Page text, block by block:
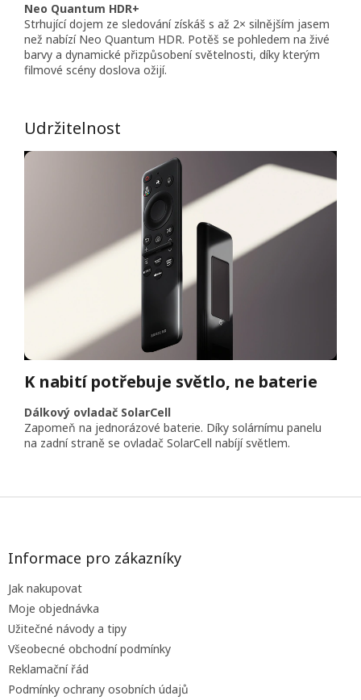
Neo Quantum HDR+
Strhující dojem ze sledování získáš s až 2× silnějším jasem
než nabízí Neo Quantum HDR. Potěš se pohledem na živé
barvy a dynamické přizpůsobení světelnosti, díky kterým
filmové scény doslova ožijí.
Udržitelnost
K nabití potřebuje světlo, ne baterie
Dálkový ovladač SolarCell
Zapomeň na jednorázové baterie. Díky solárnímu panelu
na zadní straně se ovladač SolarCell nabíjí světlem.
Z
Informace pro zákazníky
Jak nakupovat
Moje objednávka
Užitečné návody a tipy
Všeobecné obchodní podmínky
Reklamační řád
Podmínky ochrany osobních údajů